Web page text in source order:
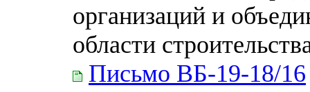
организаций и
области
Письмо ВБ-19-18/16